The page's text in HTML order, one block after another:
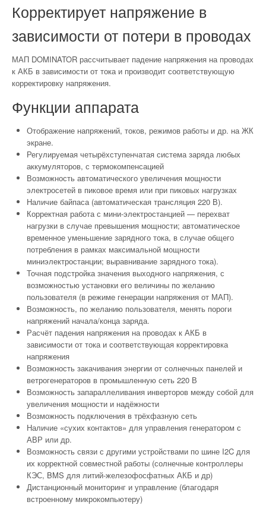
Корректирует напряжение в
зависимости от потери в проводах
МАП DOMINATOR рассчитывает падение напряжения на проводах
к АКБ в зависимости от тока и производит соответствующую
корректировку напряжения.
Функции аппарата
Отображение напряжений, токов, режимов работы и др. на ЖК
экране.
Регулируемая четырёхступенчатая система заряда любых
аккумуляторов, с термокомпенсацией
Возможность автоматического увеличения мощности
электросетей в пиковое время или при пиковых нагрузках
Наличие байпаса (автоматическая трансляция 220 В).
Корректная работа с мини-электростанцией — перехват
нагрузки в случае превышения мощности; автоматическое
временное уменьшение зарядного тока, в случае общего
потребления в рамках максимальной мощности
миниэлектростанции; выравнивание зарядного тока).
Точная подстройка значения выходного напряжения, с
возможностью установки его величины по желанию
пользователя (в режиме генерации напряжения от МАП).
Возможность, по желанию пользователя, менять пороги
напряжений начала/конца заряда.
Расчёт падения напряжения на проводах к АКБ в
зависимости от тока и соответствующая корректировка
напряжения
Возможность закачивания энергии от солнечных панелей и
ветрогенераторов в промышленную сеть 220 В
Возможность запараллеливания инверторов между собой для
увеличения мощности и надёжности
Возможность подключения в трёхфазную сеть
Наличие «сухих контактов» для управления генератором с
АВР или др.
Возможность связи с другими устройствами по шине I2C для
их корректной совместной работы (солнечные контроллеры
КЭС, BMS для литий-железофосфатных АКБ и др)
Дистанционный мониторинг и управление (благодаря
встроенному микрокомпьютеру)